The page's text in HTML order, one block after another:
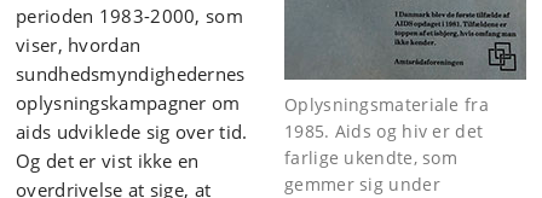
Oplysningsmateriale fra
1985. Aids og hiv er det
farlige ukendte, som
gemmer sig under
perioden 1983-2000, som
viser, hvordan
sundhedsmyndighedernes
oplysningskampagner om
aids udviklede sig over tid.
Og det er vist ikke en
overdrivelse at sige, at